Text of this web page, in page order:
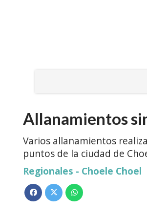
Allanamientos
Varios allanamientos
puntos de la ciudad de
Regionales - Choele Choel